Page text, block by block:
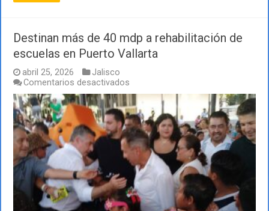
Destinan más de 40 mdp a rehabilitación de
escuelas en Puerto Vallarta
abril 25, 2026
Jalisco
Comentarios desactivados
Destinan
más
de
40
mdp
a
rehabilitación
de
escuelas
en
Puerto
Vallarta